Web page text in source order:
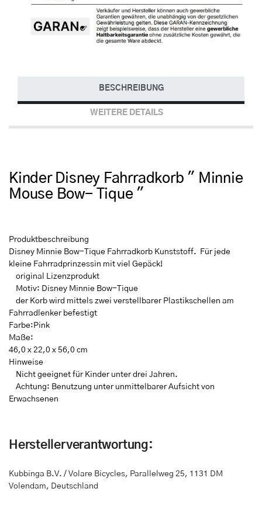
BESCHREIBUNG
WEITERE DETAILS
Kinder Disney Fahrradkorb " Minnie
Mouse Bow- Tique "
Produktbeschreibung
Disney Minnie Bow-Tique Fahrradkorb Kunststoff. Für jede
kleine Fahrradprinzessin mit viel Gepäck!
original Lizenzprodukt
Motiv: Disney Minnie Bow-Tique
der Korb wird mittels zwei verstellbarer Plastikschellen am
Fahrradlenker befestigt
Farbe:Pink
Maße:
46,0 x 22,0 x 56,0 cm
Hinweise
Nicht geeignet für Kinder unter drei Jahren.
Achtung: Benutzung unter unmittelbarer Aufsicht von
Erwachsenen
Herstellerverantwortung:
Kubbinga B.V. / Volare Bicycles, Parallelweg 25, 1131 DM
Volendam, Deutschland